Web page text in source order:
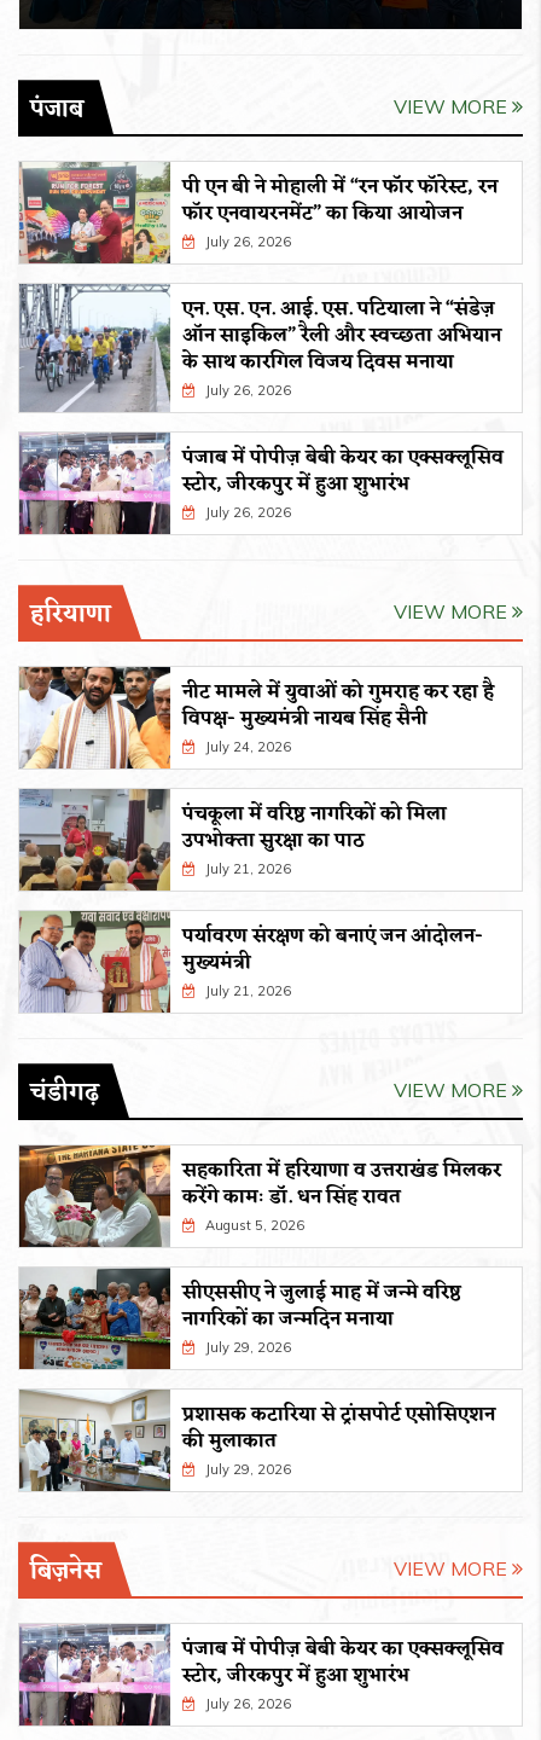
पंजाब VIEW MORE
पी एन बी ने मोहाली में “रन फॉर फॉरेस्ट, रन
फॉर एनवायरनमेंट” का किया आयोजन
July 26, 2026
एन. एस. एन. आई. एस. पटियाला ने “संडेज़
ऑन साइकिल” रैली और स्वच्छता अभियान
के साथ कारगिल विजय दिवस मनाया
July 26, 2026
पंजाब में पोपीज़ बेबी केयर का एक्सक्लूसिव
स्टोर, जीरकपुर में हुआ शुभारंभ
July 26, 2026
हरियाणा VIEW MORE
नीट मामले में युवाओं को गुमराह कर रहा है
विपक्ष- मुख्यमंत्री नायब सिंह सैनी
July 24, 2026
पंचकूला में वरिष्ठ नागरिकों को मिला
उपभोक्ता सुरक्षा का पाठ
July 21, 2026
पर्यावरण संरक्षण को बनाएं जन आंदोलन-
मुख्यमंत्री
July 21, 2026
चंडीगढ़ VIEW MORE
सहकारिता में हरियाणा व उत्तराखंड मिलकर
करेंगे कामः डाॅ. धन सिंह रावत
August 5, 2026
सीएससीए ने जुलाई माह में जन्मे वरिष्ठ
नागरिकों का जन्मदिन मनाया
July 29, 2026
प्रशासक कटारिया से ट्रांसपोर्ट एसोसिएशन
की मुलाकात
July 29, 2026
बिज़नेस VIEW MORE
पंजाब में पोपीज़ बेबी केयर का एक्सक्लूसिव
स्टोर, जीरकपुर में हुआ शुभारंभ
July 26, 2026